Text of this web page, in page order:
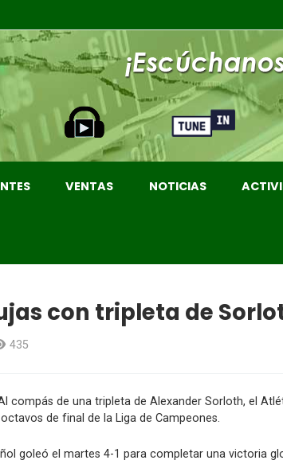
VENTAS NOTICIAS
con tripleta de
435
compás de una tripleta de Alexander Sorloth, el
de final de la Liga de Campeones.
goleó el martes 4-1 para completar una victoria